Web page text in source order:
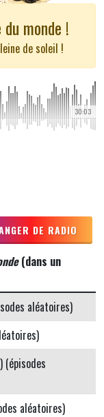
monde !
de soleil !
30:03
DE RADIO
(dans un
aléatoires)
(épisodes
aléatoires)